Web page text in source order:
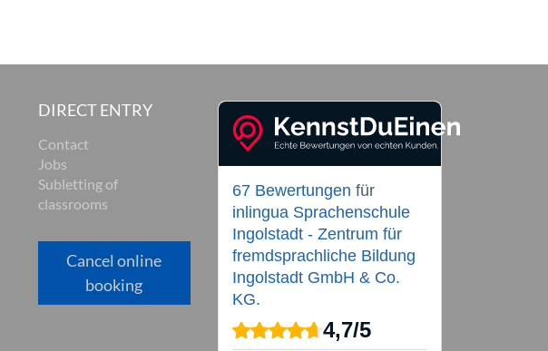
DIRECT ENTRY
Contact
Jobs
Subletting of
classrooms
Cancel online
booking
67 Bewertungen für
inlingua Sprachenschule
Ingolstadt - Zentrum für
fremdsprachliche Bildung
Ingolstadt GmbH & Co.
KG.
4,7/5